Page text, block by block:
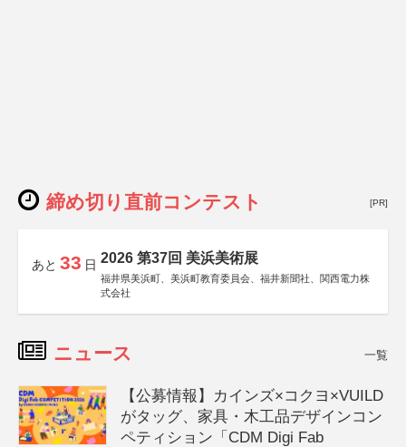
締め切り直前コンテスト [PR]
あと 33 日 2026 第37回 美浜美術展
福井県美浜町、美浜町教育委員会、福井新聞社、関西電力株
式会社
ニュース 一覧
【公募情報】カインズ×コクヨ×VUILD
がタッグ、家具・木工品デザインコン
ペティション「CDM Digi Fab